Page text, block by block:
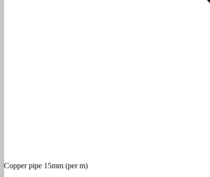
Copper pipe 15mm (per m)